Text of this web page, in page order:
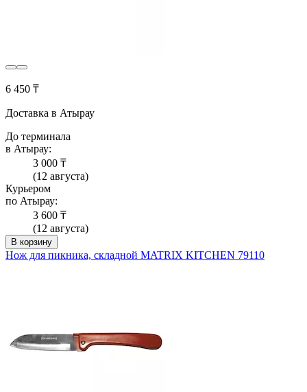
6 450 ₸
Доставка в Атырау
До терминала
в Атырау:
3 000 ₸
(12 августа)
Курьером
по Атырау:
3 600 ₸
(12 августа)
В корзину
Нож для пикника, складной MATRIX KITCHEN 79110